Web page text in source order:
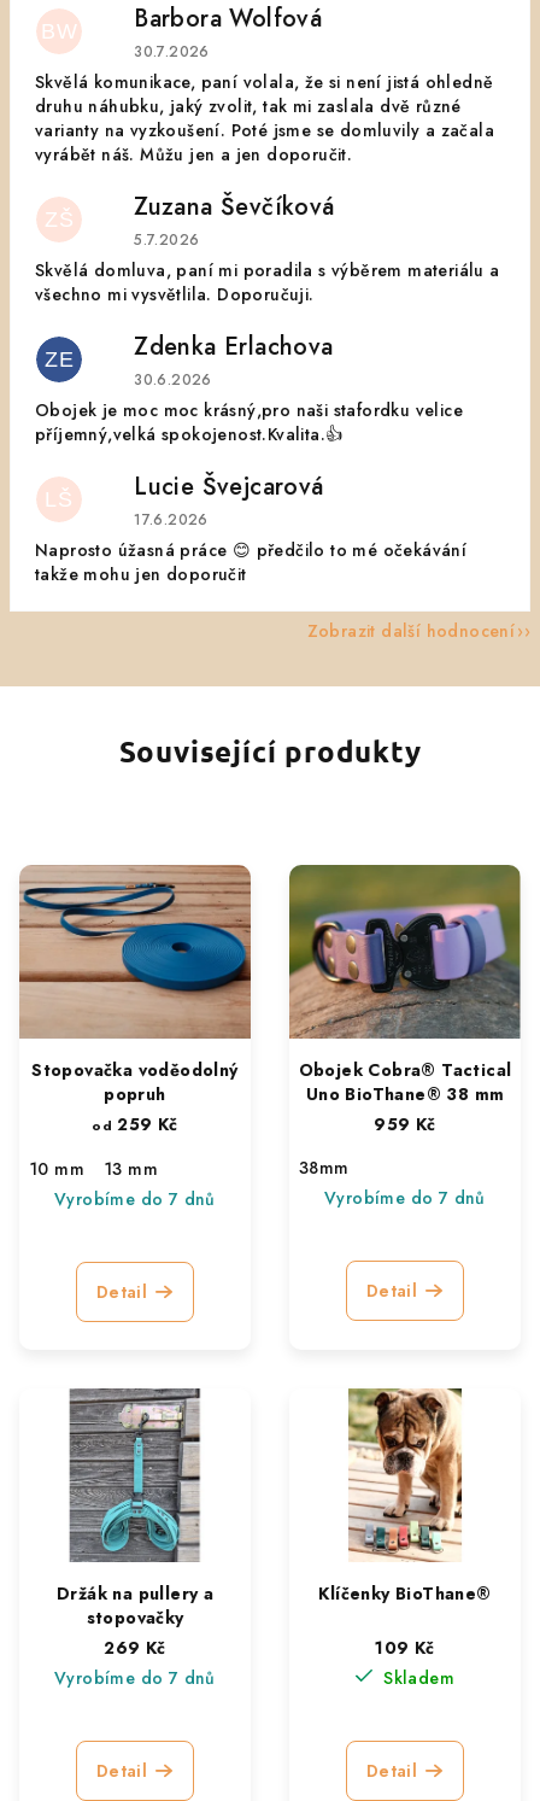
BW Barbora Wolfová
Hodnocení obchodu je 5 z 5 hvězdiček.
30.7.2026
Skvělá komunikace, paní volala, že si není jistá ohledně
druhu náhubku, jaký zvolit, tak mi zaslala dvě různé
varianty na vyzkoušení. Poté jsme se domluvily a začala
vyrábět náš. Můžu jen a jen doporučit.
ZŠ Zuzana Ševčíková
Hodnocení obchodu je 5 z 5 hvězdiček.
5.7.2026
Skvělá domluva, paní mi poradila s výběrem materiálu a
všechno mi vysvětlila. Doporučuji.
ZE Zdenka Erlachova
Hodnocení obchodu je 5 z 5 hvězdiček.
30.6.2026
Obojek je moc moc krásný,pro naši stafordku velice
příjemný,velká spokojenost.Kvalita.👍
LŠ Lucie Švejcarová
Hodnocení obchodu je 5 z 5 hvězdiček.
17.6.2026
Naprosto úžasná práce 😊 předčilo to mé očekávání
takže mohu jen doporučit
Zobrazit další hodnocení
Související produkty
Stopovačka voděodolný
popruh
od 259 Kč
10 mm
13 mm
Vyrobíme do 7 dnů
Detail
Obojek Cobra® Tactical
Uno BioThane® 38 mm
959 Kč
38mm
Vyrobíme do 7 dnů
Detail
Držák na pullery a
stopovačky
269 Kč
Vyrobíme do 7 dnů
Detail
Klíčenky BioThane®
109 Kč
Skladem
Detail